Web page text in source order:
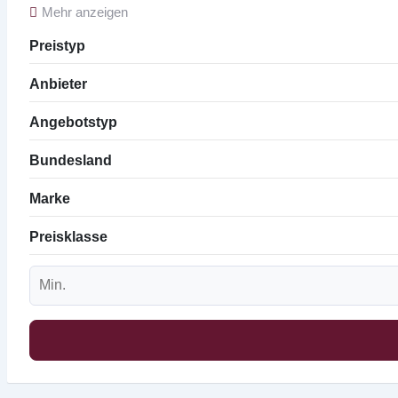
Mehr anzeigen
Preistyp
Anbieter
Angebotstyp
Bundesland
Marke
Preisklasse